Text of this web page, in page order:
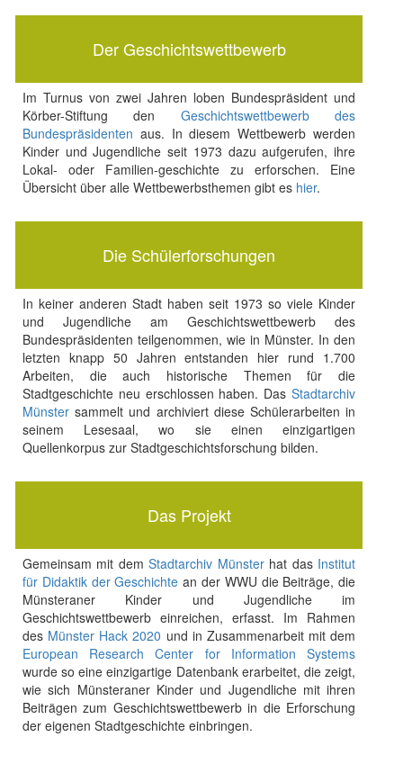
Der Geschichtswettbewerb
Im Turnus von zwei Jahren loben Bundespräsident und
Körber-Stiftung den Geschichtswettbewerb des
Bundespräsidenten aus. In diesem Wettbewerb werden
Kinder und Jugendliche seit 1973 dazu aufgerufen, ihre
Lokal- oder Familien-geschichte zu erforschen. Eine
Übersicht über alle Wettbewerbsthemen gibt es hier.
Die Schülerforschungen
In keiner anderen Stadt haben seit 1973 so viele Kinder
und Jugendliche am Geschichtswettbewerb des
Bundespräsidenten teilgenommen, wie in Münster. In den
letzten knapp 50 Jahren entstanden hier rund 1.700
Arbeiten, die auch historische Themen für die
Stadtgeschichte neu erschlossen haben. DasStadtarchiv
Münstersammelt und archiviert diese Schülerarbeiten in
seinem Lesesaal, wo sie einen einzigartigen
Quellenkorpus zur Stadtgeschichtsforschung bilden.
Das Projekt
Gemeinsam mit demStadtarchiv Münsterhat das Institut
für Didaktik der Geschichte an der WWU die Beiträge, die
Münsteraner Kinder und Jugendliche im
Geschichtswettbewerb einreichen, erfasst. Im Rahmen
des Münster Hack 2020 und in Zusammenarbeit mit dem
European Research Center for Information Systems
wurde so eine einzigartige Datenbank erarbeitet, die zeigt,
wie sich Münsteraner Kinder und Jugendliche mit ihren
Beiträgen zum Geschichtswettbewerb in die Erforschung
der eigenen Stadtgeschichte einbringen.